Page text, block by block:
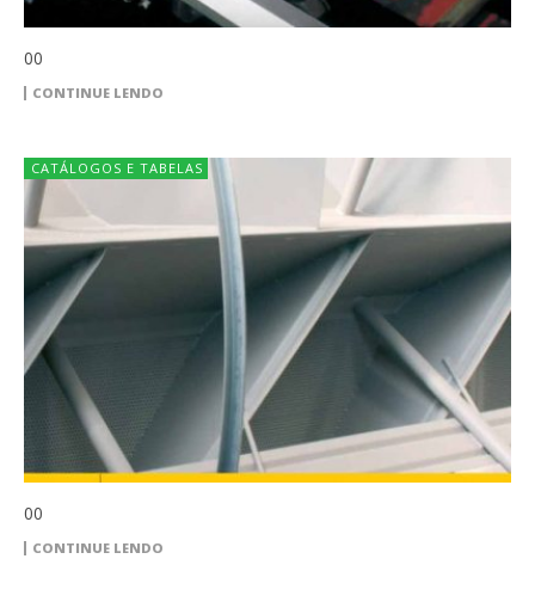
00
CONTINUE LENDO
CATÁLOGOS E TABELAS
00
CONTINUE LENDO